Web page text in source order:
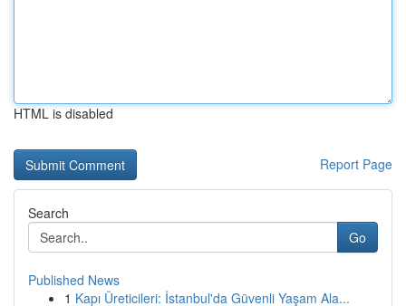
HTML is disabled
Report Page
Search
Go
Published News
1 Kapı Üreticileri: İstanbul'da Güvenli Yaşam Ala...